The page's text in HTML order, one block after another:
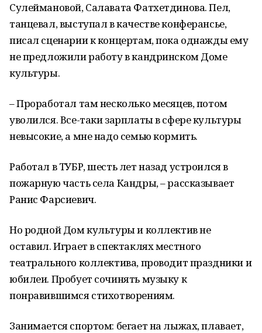
Сулеймановой, Салавата Фатхетдинова. Пел,
танцевал, выступал в качестве конферансье,
писал сценарии к концертам, пока однажды ему
не предложили работу в кандринском Доме
культуры.
– Проработал там несколько месяцев, потом
уволился. Все-таки зарплаты в сфере культуры
невысокие, а мне надо семью кормить.
Работал в ТУБР, шесть лет назад устроился в
пожарную часть села Кандры, – рассказывает
Ранис Фарсиевич.
Но родной Дом культуры и коллектив не
оставил. Играет в спектаклях местного
театрального коллектива, проводит праздники и
юбилеи. Пробует сочинять музыку к
понравившимся стихотворениям.
Занимается спортом: бегает на лыжах, плавает,